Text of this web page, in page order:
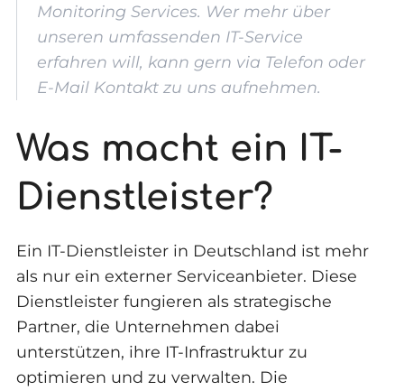
Monitoring Services. Wer mehr über
unseren umfassenden IT-Service
erfahren will, kann gern via Telefon oder
E-Mail Kontakt zu uns aufnehmen.
Was macht ein IT-
Dienstleister?
Ein IT-Dienstleister in Deutschland ist mehr
als nur ein externer Serviceanbieter. Diese
Dienstleister fungieren als strategische
Partner, die Unternehmen dabei
unterstützen, ihre IT-Infrastruktur zu
optimieren und zu verwalten. Die